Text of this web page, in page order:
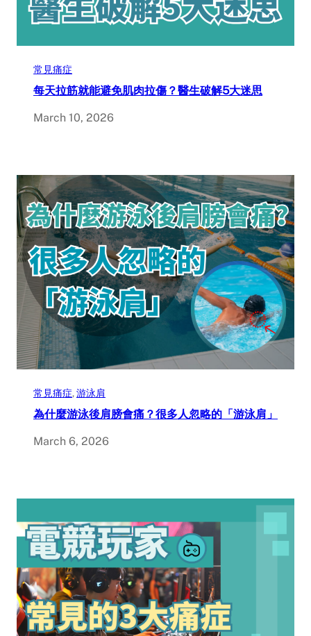
常見痛症
每天拉筋就能避免肌肉拉傷？醫生破解5大迷思
March 10, 2026
常見痛症, 游泳肩
為什麼游泳後肩膀會痛？很多人忽略的「游泳肩」
March 6, 2026